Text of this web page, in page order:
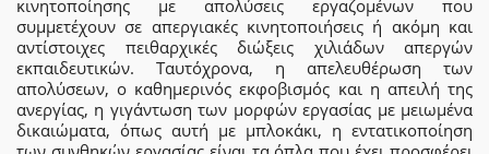
κινητοποίησης με απολύσεις εργαζομένων που
συμμετέχουν σε απεργιακές κινητοποιήσεις ή ακόμη και
αντίστοιχες πειθαρχικές διώξεις χιλιάδων απεργών
εκπαιδευτικών. Ταυτόχρονα, η απελευθέρωση των
απολύσεων, ο καθημερινός εκφοβισμός και η απειλή της
ανεργίας, η γιγάντωση των μορφών εργασίας με μειωμένα
δικαιώματα, όπως αυτή με μπλοκάκι, η εντατικοποίηση